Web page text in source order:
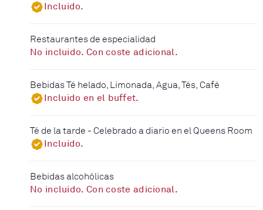
Incluido.
Restaurantes de especialidad
No incluido. Con coste adicional.
Bebidas Té helado, Limonada, Agua, Tés, Café
Incluido en el buffet.
Té de la tarde - Celebrado a diario en el Queens Room
Incluido.
Bebidas alcohólicas
No incluido. Con coste adicional.